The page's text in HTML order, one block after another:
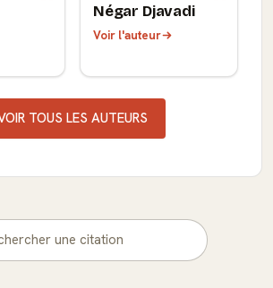
Négar Djavadi
Voir l'auteur
TOUS LES AUTEURS